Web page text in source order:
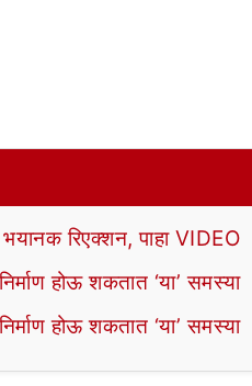
रिएक्शन, पाहा VIDEO
होऊ शकतात ‘या’ समस्या
होऊ शकतात ‘या’ समस्या